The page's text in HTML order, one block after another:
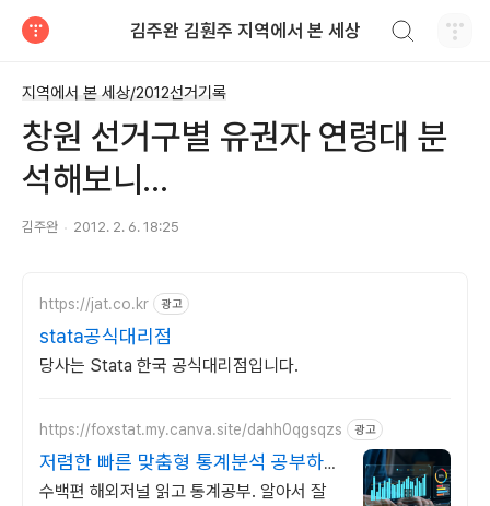
김주완 김훤주 지역에서 본 세상
지역에서 본 세상/2012선거기록
창원 선거구별 유권자 연령대 분
석해보니...
김주완 2012. 2. 6. 18:25
https://jat.co.kr 광고
stata공식대리점
당사는 Stata 한국 공식대리점입니다.
https://foxstat.my.canva.site/dahh0qgsqzs 광고
저렴한 빠른 맞춤형 통계분석 공부하는
통계분석 전문가
수백편 해외저널 읽고 통계공부. 알아서 잘